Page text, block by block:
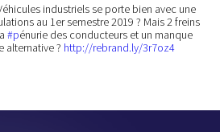
industriels se porte bien avec une
au 1er semestre 2019 ? Mais 2 freins
#pénurie des conducteurs et un manque
alternative ? http://rebrand.ly/3r7oz4